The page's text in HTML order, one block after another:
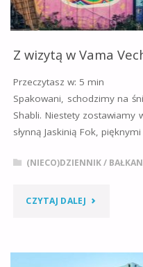
DO
BUKARESZTU"
Z wizytą w Vama
Przeczytasz w: 5 min
Spakowani, schodzimy na
Shabli. Niestety zostawiamy
słynną Jaskinią Fok,
(NIECO)DZIENNIK/
CZYTAJ DALEJ "Z
W